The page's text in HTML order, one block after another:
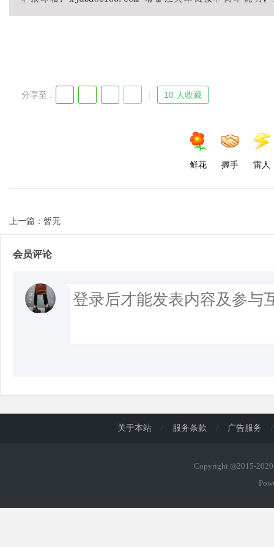
分享至 : 10 人收藏
鲜花 握手 雷人
上一篇：暂无
会员评论
关于本站 / 服务条款 / 广告服务 /
Copyright ◎2015-